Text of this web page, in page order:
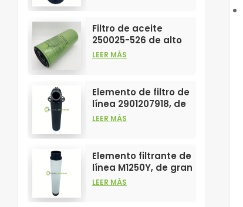
de compresores de
aire.
Filtro de aceite
250025-526 de alto
rendimiento,
compresores de aire.
LEER MÁS
Elemento de filtro de
línea 2901207918, de
gran venta y alto
compresores de aire.
LEER MÁS
Elemento filtrante de
línea M1250Y, de gran
venta y alto
LEER MÁS